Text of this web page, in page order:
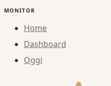
MONITOR
Home
Dashboard
Oggi